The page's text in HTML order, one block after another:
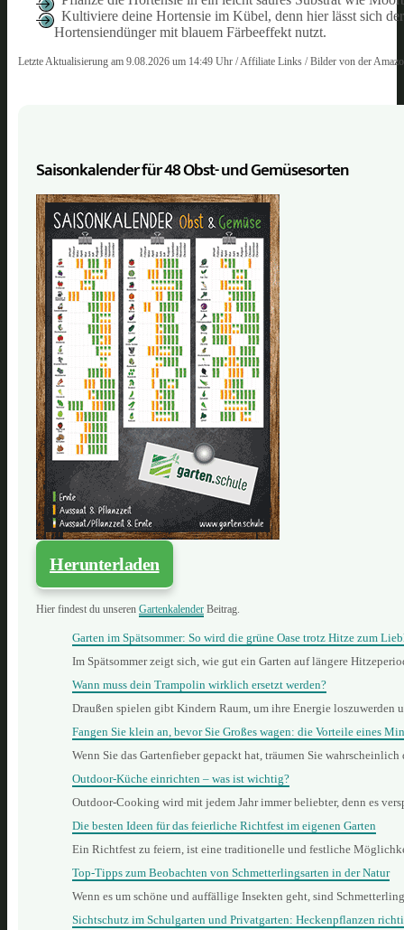
Kultiviere deine Hortensie im Kübel, denn hier lässt sich
Hortensiendünger mit blauem Färbeeffekt nutzt.
Letzte Aktualisierung am 9.08.2026 um 14:49 Uhr / Affiliate Links / Bilder von der
Saisonkalender für 48 Obst- und Gemüse­sorten
Herunterladen
Hier findest du unseren Gartenkalender Beitrag.
Garten im Spätsommer: So wird die grüne Oase trotz Hitze zum
Im Spätsommer zeigt sich, wie gut ein Garten auf längere
Wann muss dein Trampolin wirklich ersetzt werden?
Draußen spielen gibt Kindern Raum, um ihre Energie
Fangen Sie klein an, bevor Sie Großes wagen: die Vorteile eines
Wenn Sie das Gartenfieber gepackt hat, träumen Sie
Outdoor-Küche einrichten – was ist wichtig?
Outdoor-Cooking wird mit jedem Jahr immer beliebter, denn es
Die besten Ideen für das feierliche Richtfest im eigenen Garten
Ein Richtfest zu feiern, ist eine traditionelle und festliche
Top-Tipps zum Beobachten von Schmetterlingsarten in der Natur
Wenn es um schöne und auffällige Insekten geht, sind
Sichtschutz im Schulgarten und Privatgarten: Heckenpflanzen